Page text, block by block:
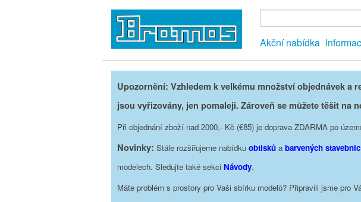
Akční nabídka
Upozornění: Vzhledem k velkému množství objednávek
jsou vyřizovány, jen pomaleji. Zároveň se můžete těšit na
Při objednání zboží nad 2000,- Kč (€85) je doprava ZDARMA po
Novinky: Stále rozšiřujeme nabídku obtisků a barvených stavebnic
modelech. Sledujte také sekci Návody.
Máte problém s prostory pro Vaši sbírku modelů? Připravili jsme pro